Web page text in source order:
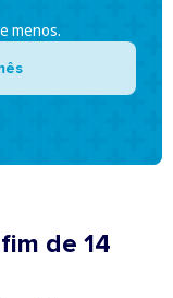
menos.
de 14